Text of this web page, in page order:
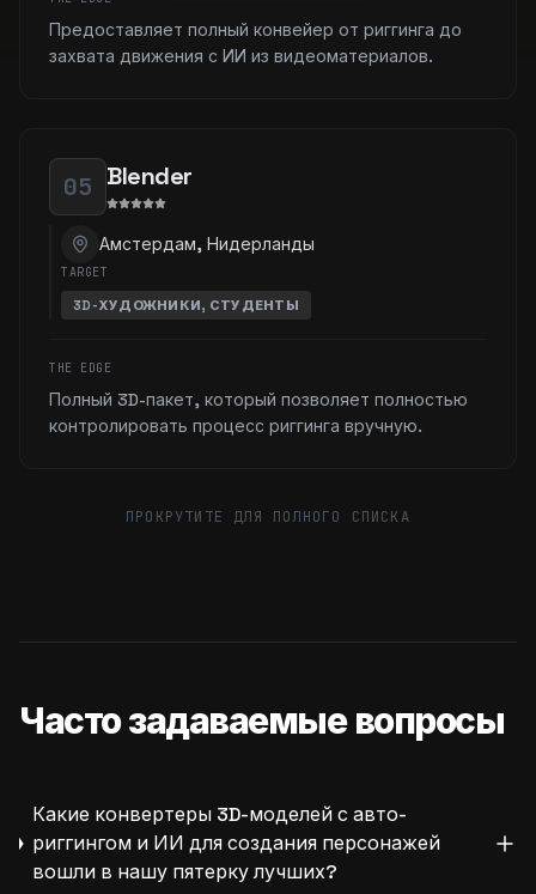
Предоставляет полный конвейер от риггинга до
захвата движения с ИИ из видеоматериалов.
05 Blender
Амстердам, Нидерланды
TARGET
3D-ХУДОЖНИКИ, СТУДЕНТЫ
THE EDGE
Полный 3D-пакет, который позволяет полностью
контролировать процесс риггинга вручную.
ПРОКРУТИТЕ ДЛЯ ПОЛНОГО СПИСКА
Часто задаваемые вопросы
Какие конвертеры 3D-моделей с авто-
риггингом и ИИ для создания персонажей
вошли в нашу пятерку лучших?